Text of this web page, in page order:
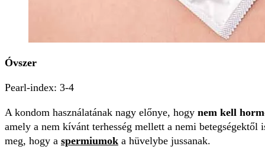
Óvszer
Pearl-index: 3-4
A kondom használatának nagy előnye, hogy nem kell
amely a nem kívánt terhesség mellett a nemi betegségektől
meg, hogy a spermiumok a hüvelybe jussanak.